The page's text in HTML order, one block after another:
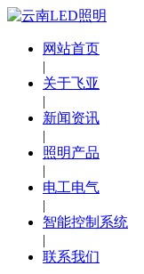
网站首页
|
关于飞亚
|
新闻资讯
|
照明产品
|
电工电气
|
智能控制系统
|
联系我们